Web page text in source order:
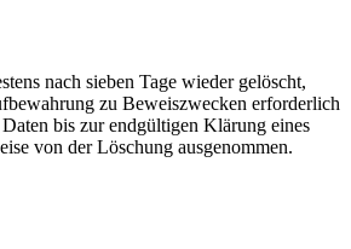
nach sieben Tage wieder gelöscht,
zu Beweiszwecken erforderlich
bis zur endgültigen Klärung eines
von der Löschung ausgenommen.